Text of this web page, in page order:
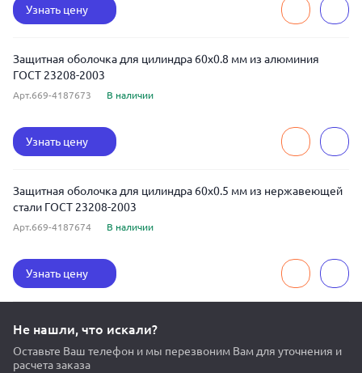
Узнать цену
Защитная оболочка для цилиндра 60x0.8 мм из алюминия
ГОСТ 23208-2003
Арт.669-4187673 В наличии
Узнать цену
Защитная оболочка для цилиндра 60x0.5 мм из нержавеющей
стали ГОСТ 23208-2003
Арт.669-4187674 В наличии
Узнать цену
Не нашли, что искали?
Оставьте Ваш телефон и мы перезвоним Вам для уточнения и
расчета заказа